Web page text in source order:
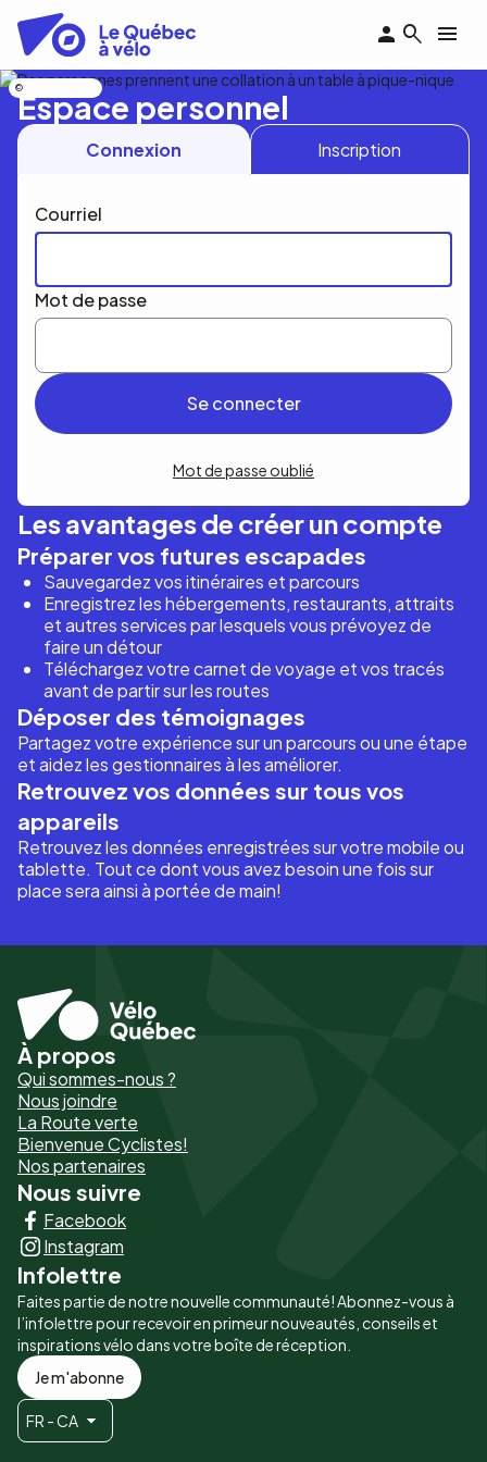
contenu
principal
Espace personnel
Connexion Inscription
Courriel
Mot de passe
Mot de passe oublié
Les avantages de créer un compte
Préparer vos futures escapades
Sauvegardez vos itinéraires et parcours
Enregistrez les hébergements, restaurants, attraits
et autres services par lesquels vous prévoyez de
faire un détour
Téléchargez votre carnet de voyage et vos tracés
avant de partir sur les routes
Déposer des témoignages
Partagez votre expérience sur un parcours ou une étape
et aidez les gestionnaires à les améliorer.
Retrouvez vos données sur tous vos
appareils
Retrouvez les données enregistrées sur votre mobile ou
tablette. Tout ce dont vous avez besoin une fois sur
place sera ainsi à portée de main!
Pied
de
page
-
Liens
principaux
À propos
Qui sommes-nous ?
Nous joindre
La Route verte
Bienvenue Cyclistes!
Nos partenaires
Nous suivre
Facebook
Instagram
Infolettre
Faites partie de notre nouvelle communauté! Abonnez-vous à
l’infolettre pour recevoir en primeur nouveautés, conseils et
inspirations vélo dans votre boîte de réception.
Je m'abonne
FR - CA